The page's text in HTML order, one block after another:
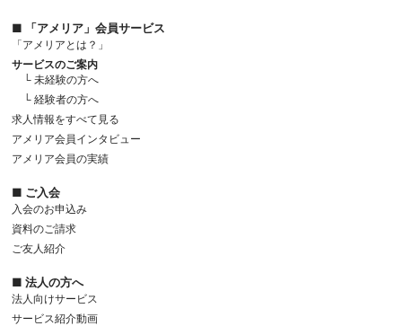
■ 「アメリア」会員サービス
「アメリアとは？」
サービスのご案内
└ 未経験の方へ
└ 経験者の方へ
求人情報をすべて見る
アメリア会員インタビュー
アメリア会員の実績
■ ご入会
入会のお申込み
資料のご請求
ご友人紹介
■ 法人の方へ
法人向けサービス
サービス紹介動画